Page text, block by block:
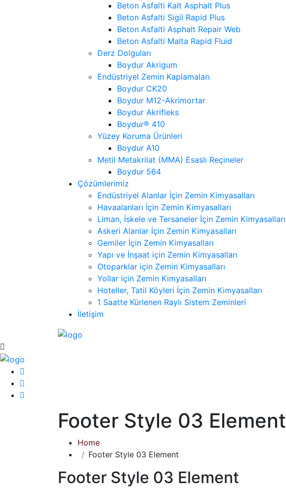
Beton Asfalti Kalt Asphalt Plus
Beton Asfalti Sigil Rapid Plus
Beton Asfalti Asphalt Repair Web
Beton Asfalti Malta Rapid Fluid
Derz Dolguları
Boydur Akrigum
Endüstriyel Zemin Kaplamaları
Boydur CK20
Boydur M12-Akrimortar
Boydur Akrifleks
Boydur® 410
Yüzey Koruma Ürünleri
Boydur A10
Metil Metakrilat (MMA) Esaslı Reçineler
Boydur 564
Çözümlerimiz
Endüstriyel Alanlar İçin Zemin Kimyasalları
Havaalanları İçin Zemin Kimyasalları
Liman, İskele ve Tersaneler İçin Zemin Kimyasalları
Askeri Alanlar İçin Zemin Kimyasalları
Gemiler İçin Zemin Kimyasalları
Yapı ve İnşaat için Zemin Kimyasalları
Otoparklar için Zemin Kimyasalları
Yollar için Zemin Kimyasalları
Hoteller, Tatil Köyleri İçin Zemin Kimyasalları
1 Saatte Kürlenen Raylı Sistem Zeminleri
İletişim
Footer Style 03 Element
Home
Footer Style 03 Element
Footer Style 03 Element